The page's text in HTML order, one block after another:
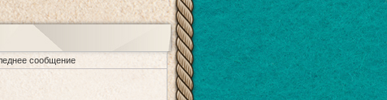
сообщение